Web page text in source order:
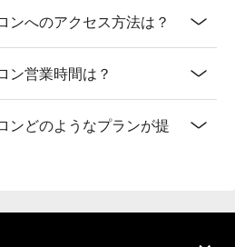
ンへのアクセス方法は？
ン営業時間は？
ンどのようなプランが提